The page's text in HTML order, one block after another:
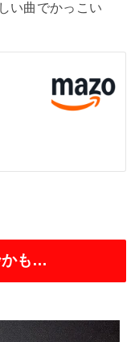
い曲でかっこい
かも…